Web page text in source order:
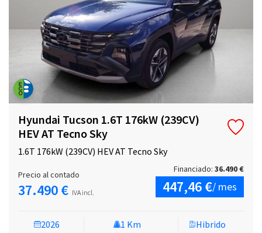
Hyundai Tucson 1.6T 176kW (239CV)
HEV AT Tecno Sky
1.6T 176kW (239CV) HEV AT Tecno Sky
2026 1 Km Hibrido
Precio al contado
37.490 € IVA incl.
Financiado: 36.490 €
447,46 €/ mes